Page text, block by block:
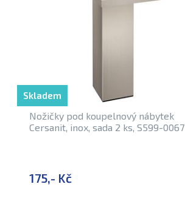
Nožičky pod koupelnový nábytek
Cersanit, inox, sada 2 ks, S599-0067
175,- Kč
Skladem